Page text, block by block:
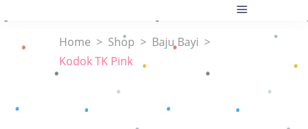
Home > Shop > Baju Bayi >
Kodok TK Pink